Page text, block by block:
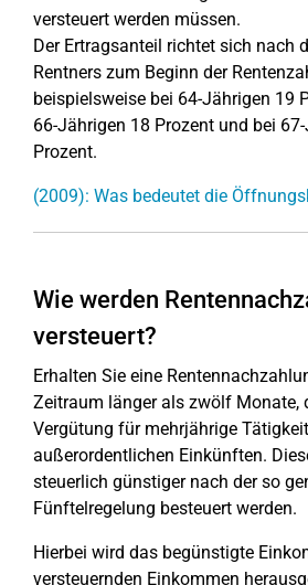
versteuert werden müssen.
Der Ertragsanteil richtet sich nach
Rentners zum Beginn der
beispielsweise bei 64-Jährigen 19
66-Jährigen 18 Prozent und bei
Prozent.
(2009): Was bedeutet die
Wie werden
versteuert?
Erhalten Sie eine
Zeitraum länger als zwölf Monate,
Vergütung für mehrjährige
außerordentlichen Einkünften.
steuerlich günstiger nach der so
Fünftelregelung besteuert werden.
Hierbei wird das begünstigte
versteuernden Einkommen